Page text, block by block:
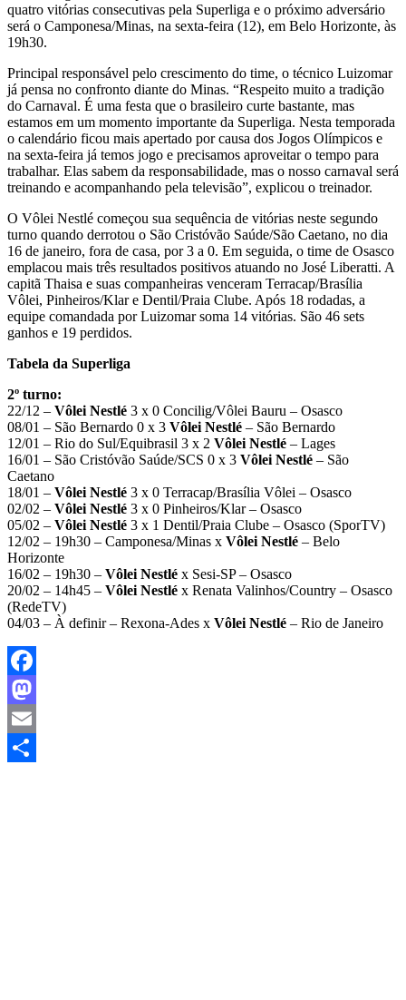
quatro vitórias consecutivas pela Superliga e o próximo adversário
será o Camponesa/Minas, na sexta-feira (12), em Belo Horizonte, às
19h30.
Principal responsável pelo crescimento do time, o técnico Luizomar
já pensa no confronto diante do Minas. “Respeito muito a tradição
do Carnaval. É uma festa que o brasileiro curte bastante, mas
estamos em um momento importante da Superliga. Nesta temporada
o calendário ficou mais apertado por causa dos Jogos Olímpicos e
na sexta-feira já temos jogo e precisamos aproveitar o tempo para
trabalhar. Elas sabem da responsabilidade, mas o nosso carnaval será
treinando e acompanhando pela televisão”, explicou o treinador.
O Vôlei Nestlé começou sua sequência de vitórias neste segundo
turno quando derrotou o São Cristóvão Saúde/São Caetano, no dia
16 de janeiro, fora de casa, por 3 a 0. Em seguida, o time de Osasco
emplacou mais três resultados positivos atuando no José Liberatti. A
capitã Thaisa e suas companheiras venceram Terracap/Brasília
Vôlei, Pinheiros/Klar e Dentil/Praia Clube. Após 18 rodadas, a
equipe comandada por Luizomar soma 14 vitórias. São 46 sets
ganhos e 19 perdidos.
Tabela da Superliga
2º turno:
22/12 – Vôlei Nestlé 3 x 0 Concilig/Vôlei Bauru – Osasco
08/01 – São Bernardo 0 x 3 Vôlei Nestlé – São Bernardo
12/01 – Rio do Sul/Equibrasil 3 x 2 Vôlei Nestlé – Lages
16/01 – São Cristóvão Saúde/SCS 0 x 3 Vôlei Nestlé – São
Caetano
18/01 – Vôlei Nestlé 3 x 0 Terracap/Brasília Vôlei – Osasco
02/02 – Vôlei Nestlé 3 x 0 Pinheiros/Klar – Osasco
05/02 – Vôlei Nestlé 3 x 1 Dentil/Praia Clube – Osasco (SporTV)
12/02 – 19h30 – Camponesa/Minas x Vôlei Nestlé – Belo
Horizonte
16/02 – 19h30 – Vôlei Nestlé x Sesi-SP – Osasco
20/02 – 14h45 – Vôlei Nestlé x Renata Valinhos/Country – Osasco
(RedeTV)
04/03 – À definir – Rexona-Ades x Vôlei Nestlé – Rio de Janeiro
Facebook
Mastodon
Email